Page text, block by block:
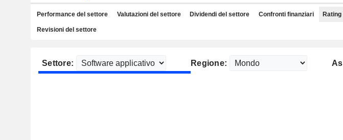
Performance del settore Valutazioni del settore Dividendi del settore Confronti finanziari
Revisioni del settore
Settore: Regione: